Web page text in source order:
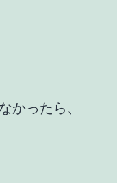
かったら、